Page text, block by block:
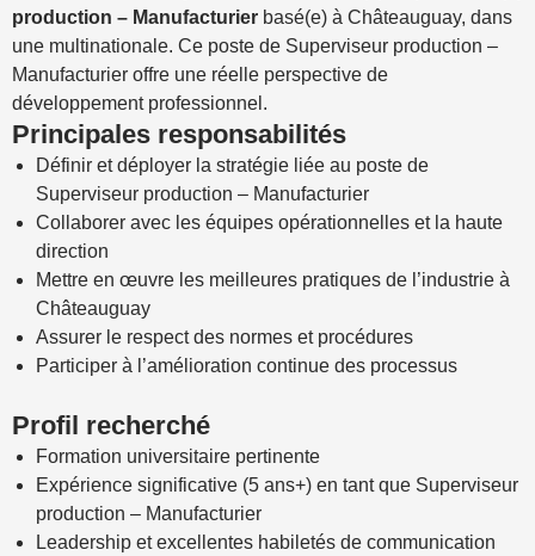
production – Manufacturier basé(e) à Châteauguay, dans
une multinationale. Ce poste de Superviseur production –
Manufacturier offre une réelle perspective de
développement professionnel.
Principales responsabilités
Définir et déployer la stratégie liée au poste de
Superviseur production – Manufacturier
Collaborer avec les équipes opérationnelles et la haute
direction
Mettre en œuvre les meilleures pratiques de l’industrie à
Châteauguay
Assurer le respect des normes et procédures
Participer à l’amélioration continue des processus
Profil recherché
Formation universitaire pertinente
Expérience significative (5 ans+) en tant que Superviseur
production – Manufacturier
Leadership et excellentes habiletés de communication